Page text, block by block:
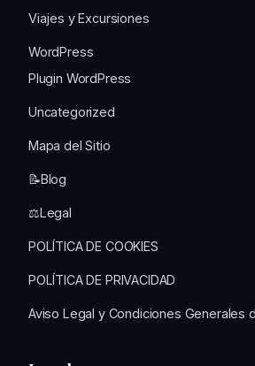
Viajes y Excursiones
WordPress
Plugin WordPress
Uncategorized
Mapa del Sitio
📝Blog
⚖️Legal
POLÍTICA DE COOKIES
POLÍTICA DE PRIVACIDAD
Aviso Legal y Condiciones Generales